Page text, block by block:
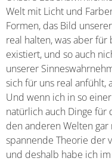
Welt mit Licht und
Formen, das Bild
real halten, was aber
existiert, und so auch
unserer
sich für uns real anfühlt,
Und wenn ich in so
natürlich auch Dinge für
den anderen Welten
spannende Theorie der
und deshalb habe ich